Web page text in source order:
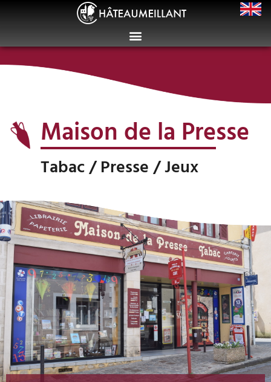
Maison de la Presse
Tabac / Presse / Jeux